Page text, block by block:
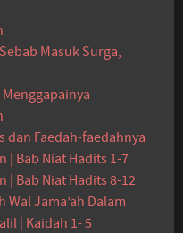
Masuk Surga,
dan Faedah-faedahnya
| Bab Niat Hadits 1-7
| Bab Niat Hadits 8-12
Jama’ah Dalam
| Kaidah 1- 5